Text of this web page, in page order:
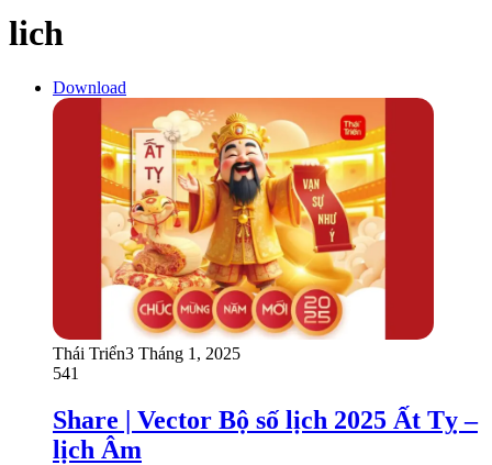
lich
Download
Thái Triển3 Tháng 1, 2025
541
Share | Vector Bộ số lịch 2025 Ất Tỵ –
lịch Âm